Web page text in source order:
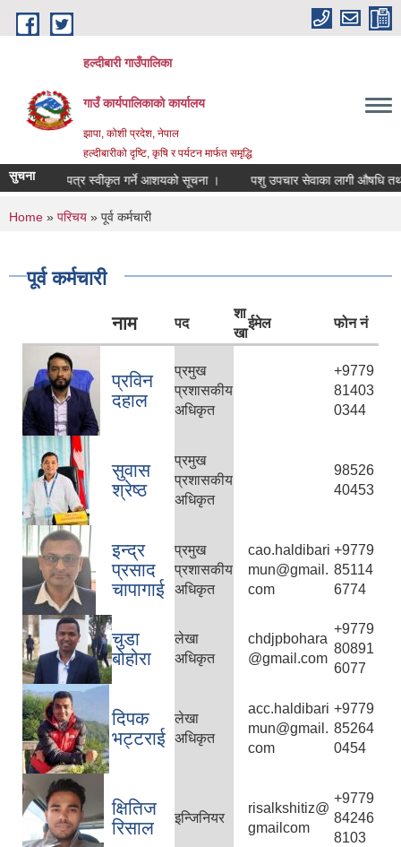
Skip to main content
हल्दीबारी गाउँपालिका
गाउँ कार्यपालिकाको कार्यालय
झापा, कोशी प्रदेश, नेपाल
हल्दीबारीको दृष्टि, कृषि र पर्यटन मार्फत समृद्धि
सुचनावोलपत्र स्वीकृत गर्ने आशयको सूचना । पशु उपचार सेवाका लागी औषधि तथा
You are here
Home » परिचय » पूर्व कर्मचारी
पूर्व कर्मचारी
नाम पद
शा
खा
ईमेल फोन नं
प्रविन
दहाल
प्रमुख
प्रशासकीय
अधिकृत
+9779
81403
0344
सुवास
श्रेष्ठ
प्रमुख
प्रशासकीय
अधिकृत
98526
40453
इन्द्र
प्रसाद
चापागाई
प्रमुख
प्रशासकीय
अधिकृत
cao.haldibari
mun@gmail.
com
+9779
85114
6774
चुडा
बोहोरा
लेखा
अधिकृत
chdjpbohara
@gmail.com
+9779
80891
6077
दिपक
भट्टराई
लेखा
अधिकृत
acc.haldibari
mun@gmail.
com
+9779
85264
0454
क्षितिज
रिसाल
इन्जिनियर
risalkshitiz@
gmailcom
+9779
84246
8103